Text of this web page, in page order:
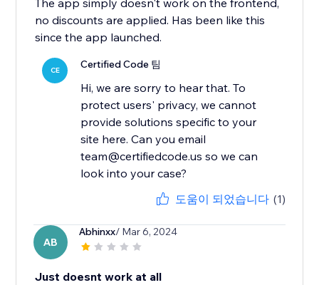
The app simply doesn't work on the frontend,
no discounts are applied. Has been like this
since the app launched.
CE Certified Code 팀
Hi, we are sorry to hear that. To
protect users' privacy, we cannot
provide solutions specific to your
site here. Can you email
team@certifiedcode.us so we can
look into your case?
도움이 되었습니다 (1)
AB
Abhinxx/ Mar 6, 2024
Just doesnt work at all